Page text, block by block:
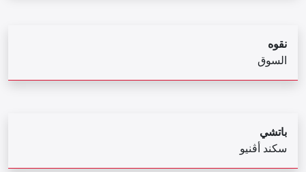
نقوه
السوق
باتشي
سكند أڤنيو